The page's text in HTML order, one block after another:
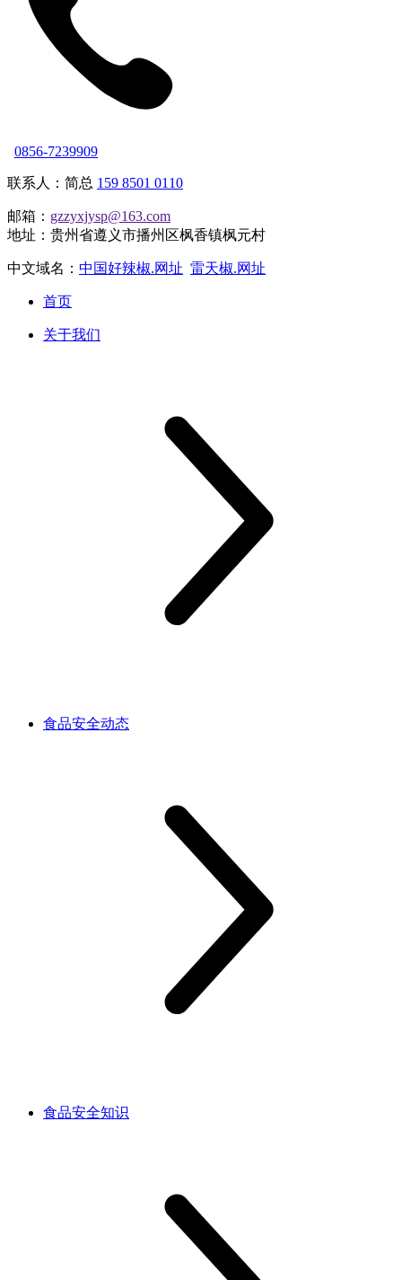
0856-7239909
联系人：简总 159 8501 0110
邮箱： gzzyxjysp@163.com
地址：贵州省遵义市播州区枫香镇枫元村
中文域名： 中国好辣椒.网址 雷天椒.网址
首页
关于我们
食品安全动态
食品安全知识